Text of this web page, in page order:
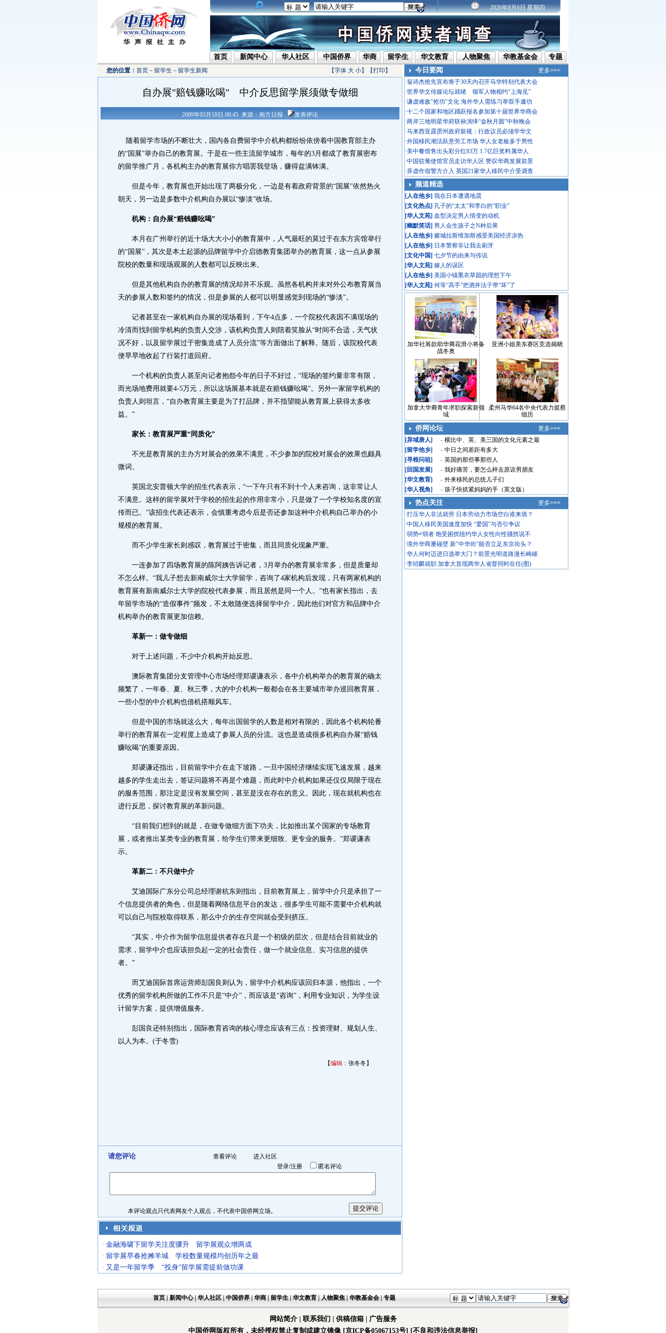
2026年8月6日 星期四
首页 新闻中心 华人社区 中国侨界 华商 留学生 华文教育 人物聚焦 华教基金会 专题
您的位置： 首页 － 留学生 － 留学生新闻 【字体 大 小】【打印 】
自办展"赔钱赚吆喝" 中介反思留学展须做专做细
2009年03月18日 08:45 来源：南方日报 发表评论
随着留学市场的不断壮大，国内各自费留学中介机构都纷纷依傍着中国教育部主办
的“国展”举办自己的教育展。于是在一些主流留学城市，每年的3月都成了教育展密布
的留学推广月，各机构主办的教育展你方唱罢我登场，赚得盆满钵满。
但是今年，教育展也开始出现了两极分化，一边是有着政府背景的“国展”依然热火
朝天，另一边是多数中介机构自办展以“惨淡”收场。
机构：自办展“赔钱赚吆喝”
本月在广州举行的近十场大大小小的教育展中，人气最旺的莫过于在东方宾馆举行
的“国展”，其次是本土起源的品牌留学中介启德教育集团举办的教育展，这一点从参展
院校的数量和现场观展的人数都可以反映出来。
但是其他机构自办的教育展的情况却并不乐观。虽然各机构并未对外公布教育展当
天的参展人数和签约的情况，但是参展的人都可以明显感觉到现场的“惨淡”。
记者甚至在一家机构自办展的现场看到，下午4点多，一个院校代表因不满现场的
冷清而找到留学机构的负责人交涉，该机构负责人则陪着笑脸从“时间不合适，天气状
况不好，以及留学展过于密集造成了人员分流”等方面做出了解释。随后，该院校代表
便早早地收起了行装打道回府。
一个机构的负责人甚至向记者抱怨今年的日子不好过，“现场的签约量非常有限，
而光场地费用就要4-5万元，所以这场展基本就是在赔钱赚吆喝”。另外一家留学机构的
负责人则坦言，“自办教育展主要是为了打品牌，并不指望能从教育展上获得太多收
益。”
家长：教育展严重“同质化”
不光是教育展的主办方对展会的效果不满意，不少参加的院校对展会的效果也颇具
微词。
英国北安普顿大学的招生代表表示，“一下午只有不到十个人来咨询，这非常让人
不满意。这样的留学展对于学校的招生起的作用非常小，只是做了一个学校知名度的宣
传而已。”该招生代表还表示，会慎重考虑今后是否还参加这种中介机构自己举办的小
规模的教育展。
而不少学生家长则感叹，教育展过于密集，而且同质化现象严重。
一连参加了四场教育展的陈阿姨告诉记者，3月举办的教育展非常多，但是质量却
不怎么样。“我儿子想去新南威尔士大学留学，咨询了4家机构后发现，只有两家机构的
教育展有新南威尔士大学的院校代表参展，而且居然是同一个人。”也有家长指出，去
年留学市场的“造假事件”频发，不太敢随便选择留学中介，因此他们对官方和品牌中介
机构举办的教育展更加信赖。
革新一：做专做细
对于上述问题，不少中介机构开始反思。
澳际教育集团分支管理中心市场经理郑谡谦表示，各中介机构举办的教育展的确太
频繁了，一年春、夏、秋三季，大的中介机构一般都会在各主要城市举办巡回教育展，
一些小型的中介机构也借机搭顺风车。
但是中国的市场就这么大，每年出国留学的人数是相对有限的，因此各个机构轮番
举行的教育展在一定程度上造成了参展人员的分流。这也是造成很多机构自办展“赔钱
赚吆喝”的重要原因。
郑谡谦还指出，目前留学中介在走下坡路，一旦中国经济继续实现飞速发展，越来
越多的学生走出去，签证问题将不再是个难题，而此时中介机构如果还仅仅局限于现在
的服务范围，那注定是没有发展空间，甚至是没在存在的意义。因此，现在就机构也在
进行反思，探讨教育展的革新问题。
“目前我们想到的就是，在做专做细方面下功夫，比如推出某个国家的专场教育
展，或者推出某类专业的教育展，给学生们带来更细致、更专业的服务。”郑谡谦表
示。
革新二：不只做中介
艾迪国际广东分公司总经理谢杭东则指出，目前教育展上，留学中介只是承担了一
个信息提供者的角色，但是随着网络信息平台的发达，很多学生可能不需要中介机构就
可以自己与院校取得联系，那么中介的生存空间就会受到挤压。
“其实，中介作为留学信息提供者存在只是一个初级的层次，但是结合目前就业的
需求，留学中介也应该担负起一定的社会责任，做一个就业信息、实习信息的提供
者。”
而艾迪国际首席运营师彭国良则认为，留学中介机构应该回归本源，他指出，一个
优秀的留学机构所做的工作不只是“中介”，而应该是“咨询”，利用专业知识，为学生设
计留学方案，提供增值服务。
彭国良还特别指出，国际教育咨询的核心理念应该有三点：投资理财、规划人生、
以人为本。(于冬雪)
【编辑： 张冬冬】
请您评论 查看评论
进入社区
登录/注册 匿名评论
本评论观点只代表网友个人观点，不代表中国侨网立场。
· 金融海啸下留学关注度骤升 留学展观众增两成
· 留学展早春抢摊羊城 学校数量规模均创历年之最
· 又是一年留学季 “投身”留学展需提前做功课
今日要闻
更多>>>
·翁诗杰抢先宣布将于30天内召开马华特别代表大会
·世界华文传媒论坛就绪 领军人物相约“上海见”
·谦虚难敌"抢功"文化 海外华人需练习举双手邀功
·十二个国家和地区踊跃报名参加第十届世界华商会
·两岸三地明星华府联袂演绎“金秋月圆”中秋晚会
·马来西亚霹雳州政府新规：行政议员必须学华文
·外国移民潮活跃意劳工市场 华人女老板多于男性
·美中餐馆售出头彩分红83万 1.7亿巨奖料属华人
·中国驻葡使馆官员走访华人区 赞叹华商发展前景
·弄虚作假警方介入 英国21家华人移民中介受调查
频道精选
[人在他乡] 我在日本遭遇地震
[文化热点] 孔子的“太太”和李白的“职业”
[华人文苑] 血型决定男人情变的动机
[幽默笑话] 男人会生孩子之N种后果
[人在他乡] 赌城拉斯维加斯感受美国经济凉热
[人在他乡] 日本警察非让我去刷牙
[文化中国] 七夕节的由来与传说
[华人文苑] 嫁人的误区
[人在他乡] 美国小镇熏衣草园的理想下午
[华人文苑] 何等“高手”把酒井法子带“坏”了
加华社筹款助华裔花滑小将备
战冬奥
亚洲小姐美东赛区竞选揭晓
加拿大华裔青年求职探索新领
域
柔州马华64名中央代表力挺蔡
细历
侨网论坛
更多>>>
[异域唐人]
[留学他乡]
[寻根问祖]
[回国发展]
[华文教育]
[华人视角]
- 横比中、英、美三国的文化元素之最
- 中日之间差距有多大
- 英国的那些事那些人
- 我好痛苦，要怎么样去原谅男朋友
- 外来移民的总统儿子们
- 孩子快抓紧妈妈的手（英文版）
热点关注
更多>>>
·打压华人非法就劳 日本劳动力市场空白谁来填？
·中国人移民美国速度加快 “爱国”与否引争议
·弱势≠弱者 饱受困扰纽约华人女性向性骚扰说不
·境外华商屡碰壁 新"中华街"能否立足东京街头？
·华人何时迈进日选举大门？前景光明道路漫长崎岖
·李绍麟就职 加拿大首现两华人省督同时在任(图)
首页| 新闻中心| 华人社区| 中国侨界| 华商| 留学生| 华文教育| 人物聚焦| 华教基金会| 专题
网站简介| 联系我们 供稿信箱| 广告服务
中国侨网版权所有，未经授权禁止复制或建立镜像 [京ICP备05067153号] [不良和违法信息举报]